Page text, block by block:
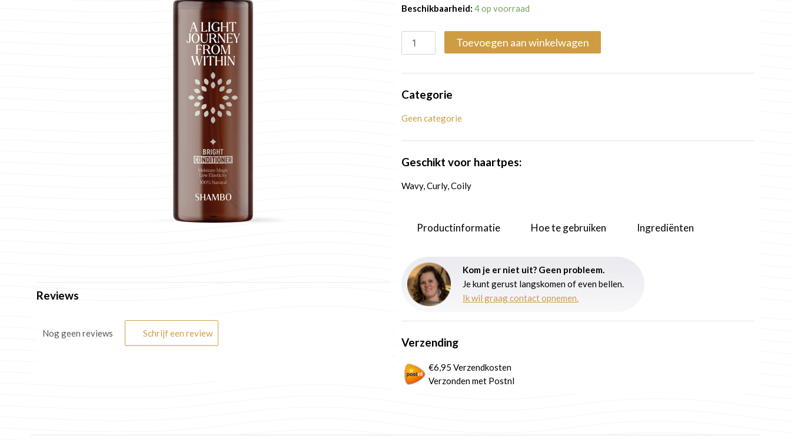
Reviews
Nog geen reviews Schrijf een review
Beschikbaarheid: 4 op voorraad
Conditioner
aantal
Toevoegen aan winkelwagen
Categorie
Geen categorie
Geschikt voor haartpes:
Wavy, Curly, Coily
Productinformatie Hoe te gebruiken Ingrediënten
Kom je er niet uit? Geen probleem.
Je kunt gerust langskomen of even bellen.
Ik wil graag contact opnemen.
Verzending
€6,95 Verzendkosten
Verzonden met Postnl